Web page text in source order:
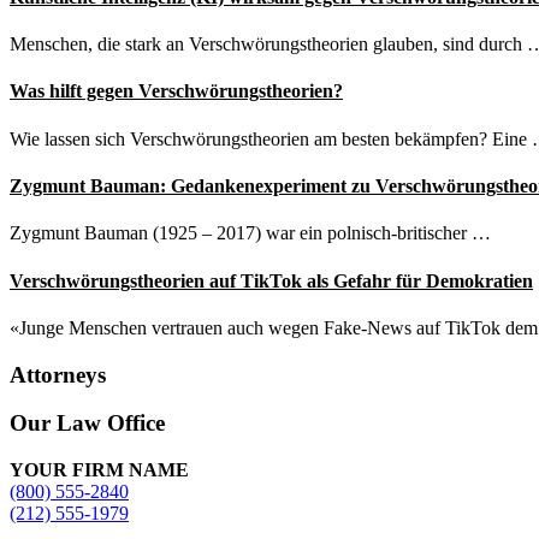
Menschen, die stark an Verschwörungstheorien glauben, sind durch
Was hilft gegen Verschwörungstheorien?
Wie lassen sich Verschwörungstheorien am besten bekämpfen? Eine
Zygmunt Bauman: Gedankenexperiment zu
Zygmunt Bauman (1925 – 2017) war ein polnisch-britischer …
Verschwörungstheorien auf TikTok als Gefahr für Demokratien
«Junge Menschen vertrauen auch wegen Fake-News auf TikTok
Attorneys
Site
Footer
Our Law Office
YOUR FIRM NAME
(800) 555-2840
(212) 555-1979